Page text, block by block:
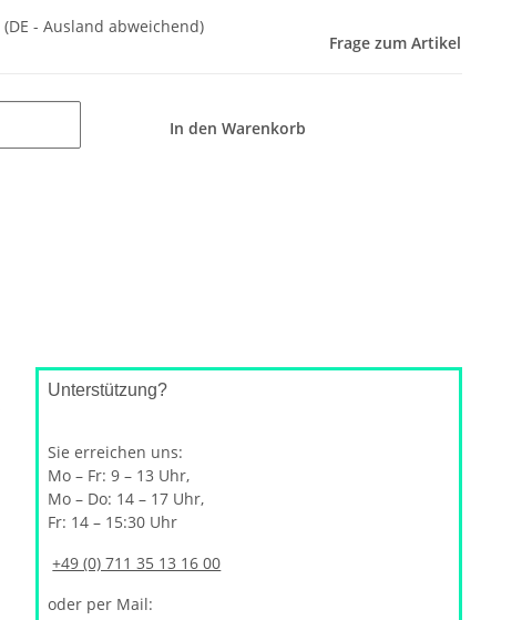
(DE - Ausland abweichend)
Frage zum Artikel
In den Warenkorb
Unterstützung?
Sie erreichen uns:
Mo – Fr: 9 – 13 Uhr,
Mo – Do: 14 – 17 Uhr,
Fr: 14 – 15:30 Uhr
+49 (0) 711 35 13 16 00
oder per Mail: